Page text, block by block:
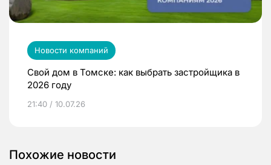
Новости компаний
Свой дом в Томске: как выбрать застройщика в
2026 году
21:40 / 10.07.26
Похожие новости